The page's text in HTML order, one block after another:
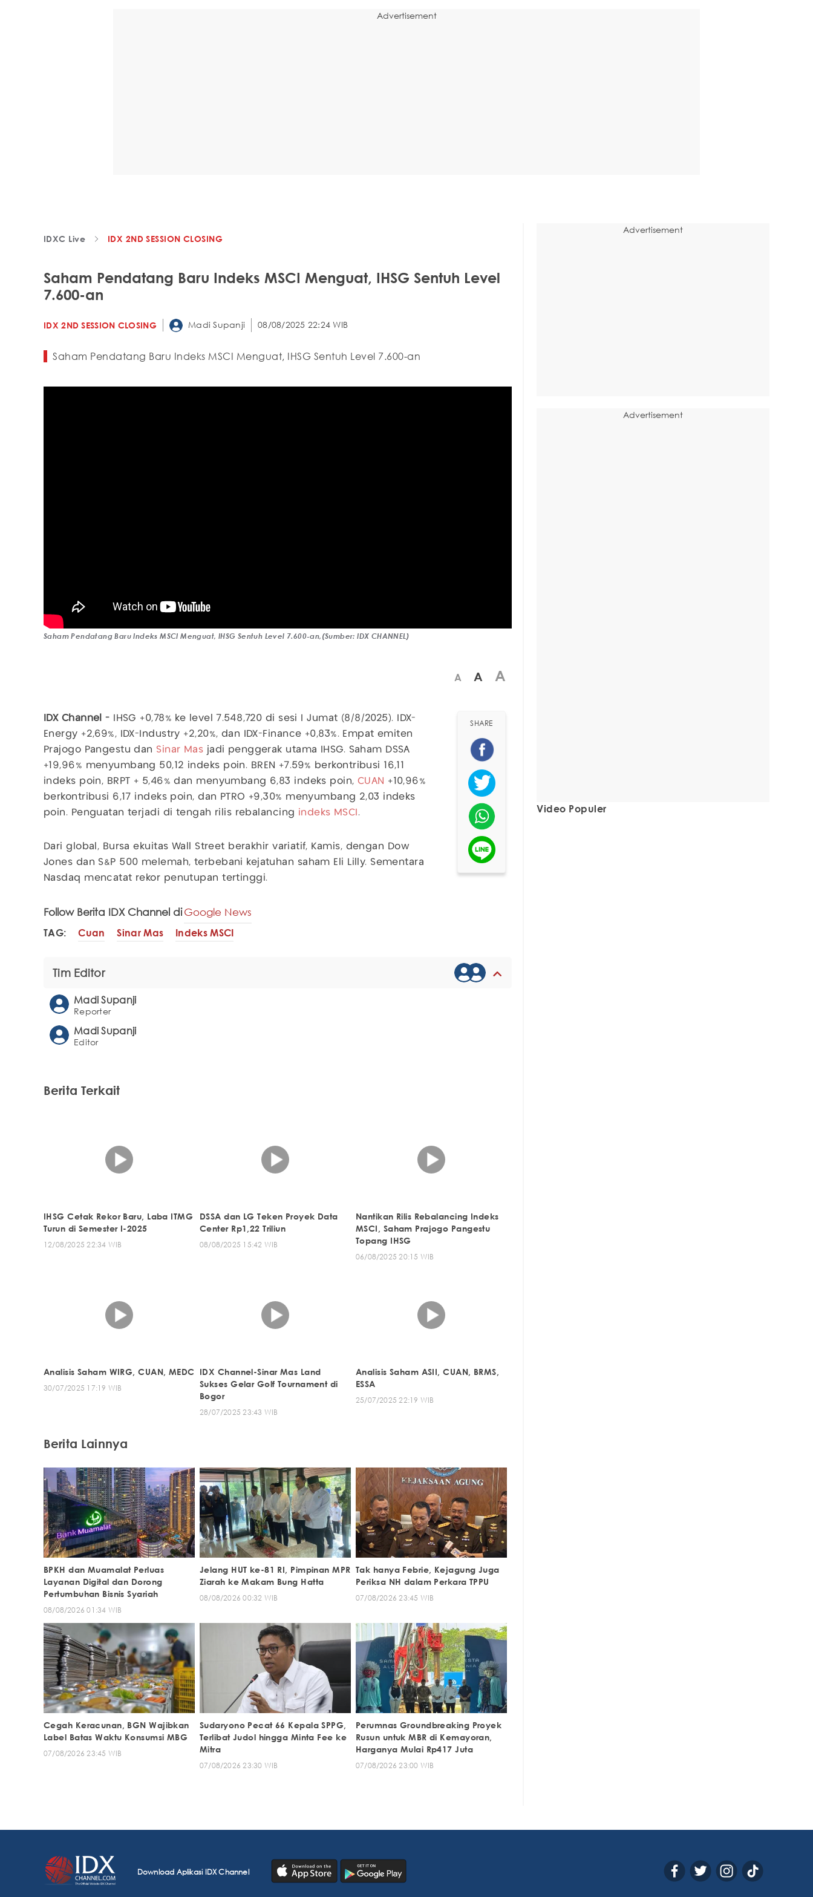
Advertisement
IDXC Live IDX 2ND SESSION CLOSING
Saham Pendatang Baru Indeks MSCI Menguat, IHSG Sentuh Level
7.600-an
IDX 2ND SESSION CLOSING Madi Supanji 08/08/2025 22:24 WIB
Saham Pendatang Baru Indeks MSCI Menguat, IHSG Sentuh Level 7.600-an
Saham Pendatang Baru Indeks MSCI Menguat, IHSG Sentuh Level 7.600-an,(Sumber: IDX CHANNEL)
A A A
IDX Channel -
IHSG +0,78% ke level 7.548,720 di sesi I Jumat (8/8/2025). IDX-
Energy +2,69%, IDX-Industry +2,20%, dan IDX-Finance +0,83%. Empat emiten
Prajogo Pangestu dan Sinar Mas jadi penggerak utama IHSG. Saham DSSA
+19,96% menyumbang 50,12 indeks poin. BREN +7.59% berkontribusi 16,11
indeks poin, BRPT + 5,46% dan menyumbang 6,83 indeks poin, CUAN +10,96%
berkontribusi 6,17 indeks poin, dan PTRO +9,30% menyumbang 2,03 indeks
poin. Penguatan terjadi di tengah rilis rebalancing indeks MSCI .
Dari global, Bursa ekuitas Wall Street berakhir variatif, Kamis, dengan Dow
Jones dan S&P 500 melemah, terbebani kejatuhan saham Eli Lilly. Sementara
Nasdaq mencatat rekor penutupan tertinggi.
SHARE
Follow Berita IDX Channel diGoogle News
TAG: Cuan Sinar Mas Indeks MSCI
Tim Editor
Madi Supanji
Reporter
Madi Supanji
Editor
Berita Terkait
IHSG Cetak Rekor Baru, Laba ITMG
Turun di Semester I-2025
12/08/2025 22:34 WIB
DSSA dan LG Teken Proyek Data
Center Rp1,22 Triliun
08/08/2025 15:42 WIB
Nantikan Rilis Rebalancing Indeks
MSCI, Saham Prajogo Pangestu
Topang IHSG
06/08/2025 20:15 WIB
Analisis Saham WIRG, CUAN, MEDC
30/07/2025 17:19 WIB
IDX Channel-Sinar Mas Land
Sukses Gelar Golf Tournament di
Bogor
28/07/2025 23:43 WIB
Analisis Saham ASII, CUAN, BRMS,
ESSA
25/07/2025 22:19 WIB
Berita Lainnya
BPKH dan Muamalat Perluas
Layanan Digital dan Dorong
Pertumbuhan Bisnis Syariah
08/08/2026 01:34 WIB
Jelang HUT ke-81 RI, Pimpinan MPR
Ziarah ke Makam Bung Hatta
08/08/2026 00:32 WIB
Tak hanya Febrie, Kejagung Juga
Periksa NH dalam Perkara TPPU
07/08/2026 23:45 WIB
Cegah Keracunan, BGN Wajibkan
Label Batas Waktu Konsumsi MBG
07/08/2026 23:45 WIB
Sudaryono Pecat 66 Kepala SPPG,
Terlibat Judol hingga Minta Fee ke
Mitra
07/08/2026 23:30 WIB
Perumnas Groundbreaking Proyek
Rusun untuk MBR di Kemayoran,
Harganya Mulai Rp417 Juta
07/08/2026 23:00 WIB
Advertisement
Advertisement
Video Populer
Download Aplikasi IDX Channel